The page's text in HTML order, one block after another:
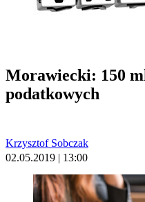
Morawiecki: 150
podatkowych
Krzysztof Sobczak
02.05.2019 | 13:00